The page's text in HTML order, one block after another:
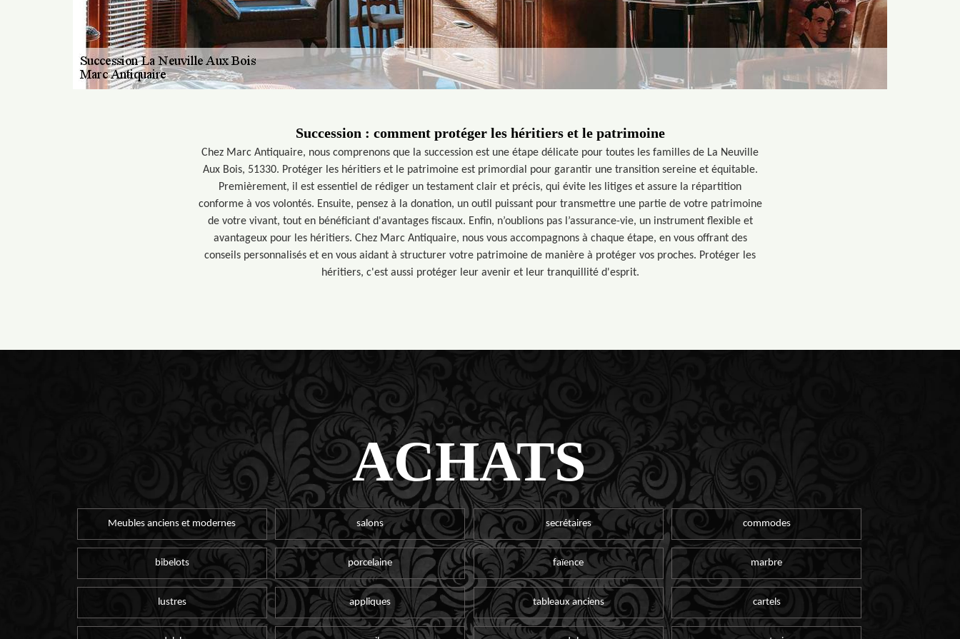
Succession : comment protéger les héritiers et le patrimoine
Chez Marc Antiquaire, nous comprenons que la succession est une étape délicate pour toutes les familles de La Neuville
Aux Bois, 51330. Protéger les héritiers et le patrimoine est primordial pour garantir une transition sereine et équitable.
Premièrement, il est essentiel de rédiger un testament clair et précis, qui évite les litiges et assure la répartition
conforme à vos volontés. Ensuite, pensez à la donation, un outil puissant pour transmettre une partie de votre patrimoine
de votre vivant, tout en bénéficiant d'avantages fiscaux. Enfin, n’oublions pas l’assurance-vie, un instrument flexible et
avantageux pour les héritiers. Chez Marc Antiquaire, nous vous accompagnons à chaque étape, en vous offrant des
conseils personnalisés et en vous aidant à structurer votre patrimoine de manière à protéger vos proches. Protéger les
héritiers, c'est aussi protéger leur avenir et leur tranquillité d'esprit.
ACHATS
Meubles anciens et modernes salons secrétaires commodes
bibelots porcelaine faïence marbre
lustres appliques tableaux anciens cartels